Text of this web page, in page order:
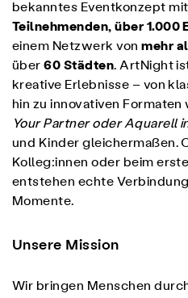
bekanntes Eventkonzept
Teilnehmenden, über 1.000
einem Netzwerk vonmehr
über60 Städten. ArtNight
kreative Erlebnisse – von
hin zu innovativen Formaten
Your Partner oder Aquarell
und Kinder gleichermaßen.
Kolleg:innen oder beim
entstehen echte
Momente.
Unsere Mission
Wir bringen Menschen